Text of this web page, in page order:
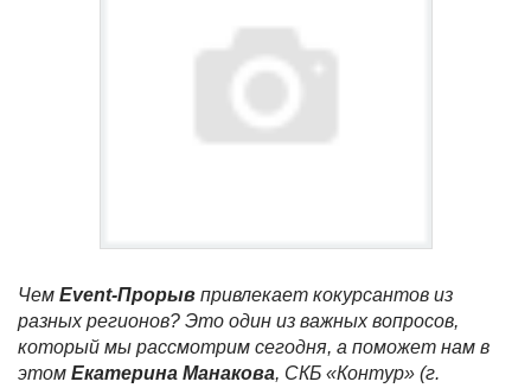
Чем Event-Прорыв привлекает кокурсантов из
разных регионов? Это один из важных вопросов,
который мы рассмотрим сегодня, а поможет нам в
этом Екатерина Манакова, СКБ «Контур» (г.